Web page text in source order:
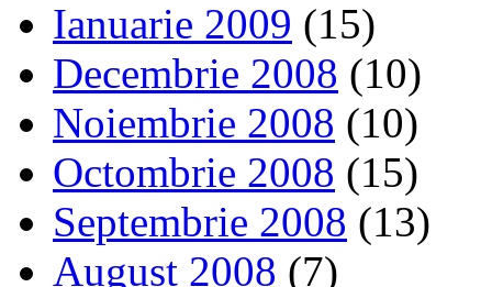
Ianuarie 2009 (15)
Decembrie 2008 (10)
Noiembrie 2008 (10)
Octombrie 2008 (15)
Septembrie 2008 (13)
August 2008 (7)